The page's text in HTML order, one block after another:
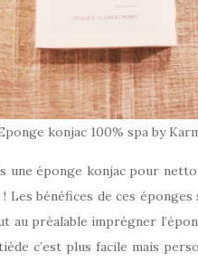
konjac 100% spa by
une éponge konjac pour
! Les bénéfices de ces
au préalable imprégner
c’est plus facile mais